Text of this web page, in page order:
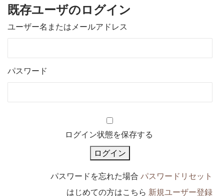
既存ユーザのログイン
ユーザー名またはメールアドレス
パスワード
ログイン状態を保存する
パスワードを忘れた場合 パスワードリセット
はじめての方はこちら 新規ユーザー登録